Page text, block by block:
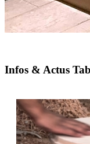
Infos & Actus